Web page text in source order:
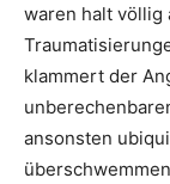
waren halt
klammert der
ansonsten